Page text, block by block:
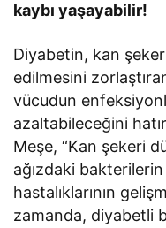
kaybı yaşayabilir!
Diyabetin, kan
edilmesini
vücudun
azaltabileceğini
Meşe, “Kan şekeri
ağızdaki
hastalıklarının
zamanda, diyabetli